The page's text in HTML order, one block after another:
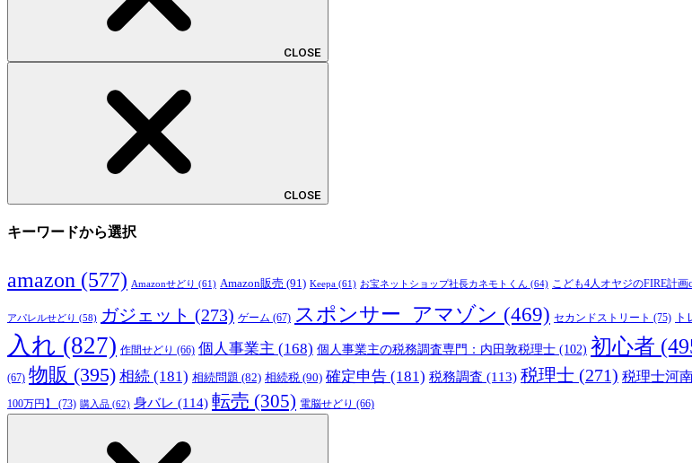
CLOSE
CLOSE
キーワードから選択
amazon (577) Amazonせどり (61) Amazon販売 (91) Keepa (61) お宝ネットショップ社長カネモトくん (64) こども4人オヤジのFIRE計画
アパレルせどり (58) ガジェット (273) ゲーム (67) スポンサー_アマゾン (469) セカンドストリート (75) ト
入れ (827) 作間せどり (66) 個人事業主 (168) 個人事業主の税務調査専門：内田敦税理士 (102) 初心者
(67) 物販 (395) 相続 (181) 相続問題 (82) 相続税 (90) 確定申告 (181) 税務調査 (113) 税理士 (271) 税理士河
100万円】 (73) 購入品 (62) 身バレ (114) 転売 (305) 電脳せどり (66)